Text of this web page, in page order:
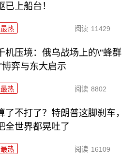
已上船台！
最热 阅读 11429
机压境：俄乌战场上的\"蜂群
博弈与东大启示
最热 阅读 8802
了不打了？特朗普这脚刹车，
全世界都晃吐了
最热 阅读 16109